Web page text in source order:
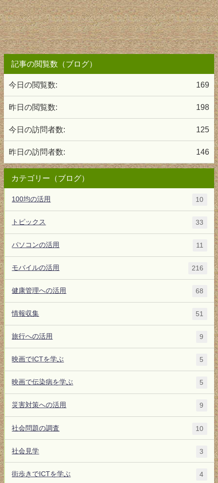
記事の閲覧数（ブログ）
169
今日の閲覧数:
198
昨日の閲覧数:
125
今日の訪問者数:
146
昨日の訪問者数:
カテゴリー（ブログ）
100均の活用 10
トピックス 33
パソコンの活用 11
モバイルの活用 216
健康管理への活用 68
情報収集 51
旅行への活用 9
映画でICTを学ぶ 5
映画で伝染病を学ぶ 5
災害対策への活用 9
社会問題の調査 10
社会見学 3
街歩きでICTを学ぶ 4